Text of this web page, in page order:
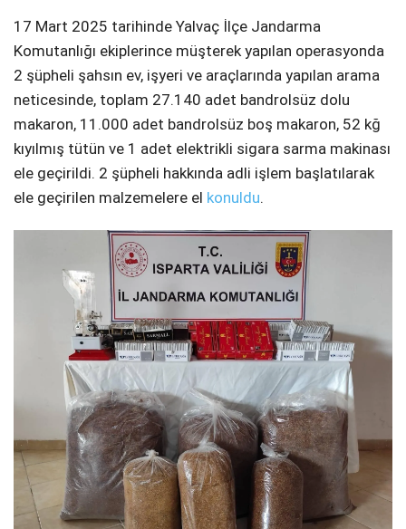
17 Mart 2025 tarihinde Yalvaç İlçe Jandarma
Komutanlığı ekiplerince müşterek yapılan operasyonda
2 şüpheli şahsın ev, işyeri ve araçlarında yapılan arama
neticesinde, toplam 27.140 adet bandrolsüz dolu
makaron, 11.000 adet bandrolsüz boş makaron, 52 kğ
kıyılmış tütün ve 1 adet elektrikli sigara sarma makinası
ele geçirildi. 2 şüpheli hakkında adli işlem başlatılarak
ele geçirilen malzemelere el konuldu.